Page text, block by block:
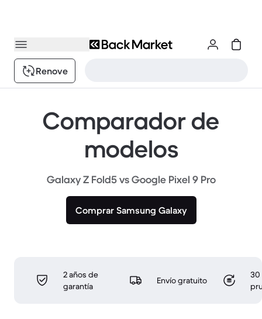
Renove
Comparador de
modelos
Galaxy Z Fold5 vs Google Pixel 9 Pro
Comprar Samsung Galaxy
2 años de
garantía
Envío gratuito
30